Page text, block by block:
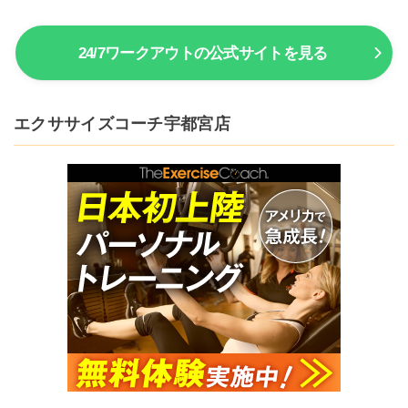
24/7ワークアウトの公式サイトを見る
エクササイズコーチ宇都宮店